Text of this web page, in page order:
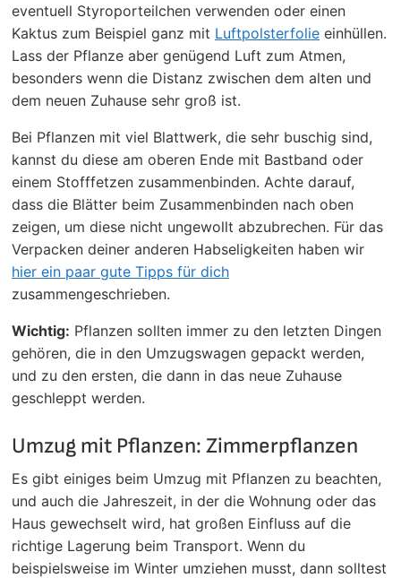
eventuell Styroporteilchen verwenden oder einen
Kaktus zum Beispiel ganz mit Luftpolsterfolie einhüllen.
Lass der Pflanze aber genügend Luft zum Atmen,
besonders wenn die Distanz zwischen dem alten und
dem neuen Zuhause sehr groß ist.
Bei Pflanzen mit viel Blattwerk, die sehr buschig sind,
kannst du diese am oberen Ende mit Bastband oder
einem Stofffetzen zusammenbinden. Achte darauf,
dass die Blätter beim Zusammenbinden nach oben
zeigen, um diese nicht ungewollt abzubrechen. Für das
Verpacken deiner anderen Habseligkeiten haben wir
hier ein paar gute Tipps für dich
zusammengeschrieben.
Wichtig: Pflanzen sollten immer zu den letzten Dingen
gehören, die in den Umzugswagen gepackt werden,
und zu den ersten, die dann in das neue Zuhause
geschleppt werden.
Umzug mit Pflanzen: Zimmerpflanzen
Es gibt einiges beim Umzug mit Pflanzen zu beachten,
und auch die Jahreszeit, in der die Wohnung oder das
Haus gewechselt wird, hat großen Einfluss auf die
richtige Lagerung beim Transport. Wenn du
beispielsweise im Winter umziehen musst, dann solltest